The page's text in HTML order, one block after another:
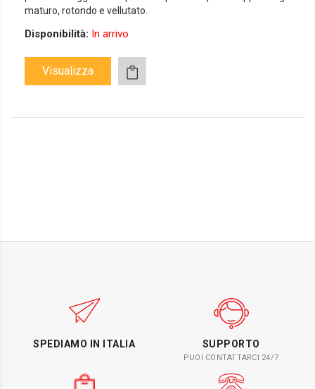
maturo, rotondo e vellutato.
Disponibilità: In arrivo
Visualizza
SPEDIAMO IN ITALIA SUPPORTO
PUOI CONTATTARCI 24/7